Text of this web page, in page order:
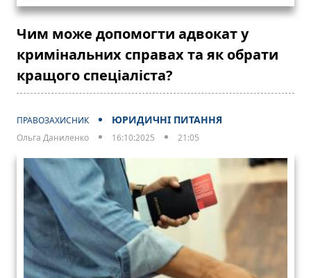
Чим може допомогти адвокат у
кримінальних справах та як обрати
кращого спеціаліста?
ПРАВОЗАХИСНИК ЮРИДИЧНІ ПИТАННЯ
Ольга Даниленко 16:10:2025 21:05